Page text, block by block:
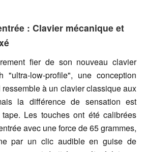
: Clavier mécanique et
fier de son nouveau clavier
"ultra-low-profile", une conception
à un clavier classique aux
la différence de sensation est
Les touches ont été calibrées
avec une force de 65 grammes,
par un clic audible en guise de